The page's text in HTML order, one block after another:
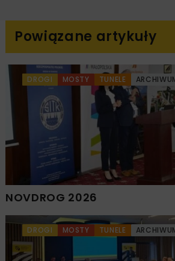
Powiązane artykuły
DROGI MOSTY TUNELE
NOVDROG 2026
DROGI MOSTY TUNELE